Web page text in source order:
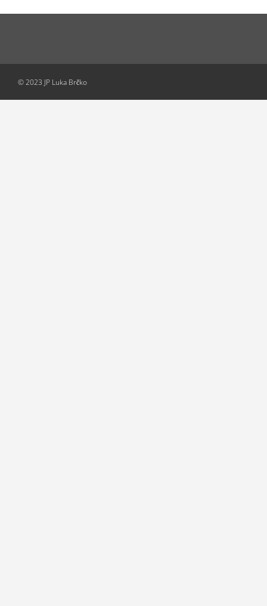
© 2023 JP Luka Brčko